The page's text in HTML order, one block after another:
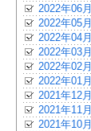
2022年06月
2022年05月
2022年04月
2022年03月
2022年02月
2022年01月
2021年12月
2021年11月
2021年10月